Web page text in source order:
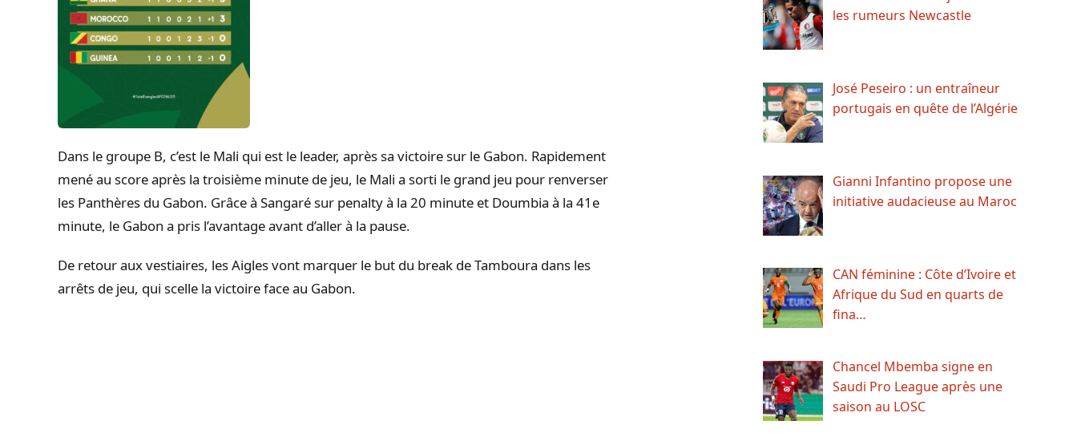
Dans le groupe B, c’est le Mali qui est le leader, après sa victoire sur le Gabon. Rapidement
mené au score après la troisième minute de jeu, le Mali a sorti le grand jeu pour renverser
les Panthères du Gabon. Grâce à Sangaré sur penalty à la 20 minute et Doumbia à la 41e
minute, le Gabon a pris l’avantage avant d’aller à la pause.
De retour aux vestiaires, les Aigles vont marquer le but du break deTamboura dans les
arrêts de jeu, qui scelle la victoire face au Gabon.
les rumeurs Newcastle
José Peseiro : un entraîneur
portugais en quête de l’Algérie
Gianni Infantino propose une
initiative audacieuse au Maroc
CAN féminine : Côte d’Ivoire et
Afrique du Sud en quarts de
fina…
Chancel Mbemba signe en
Saudi Pro League après une
saison au LOSC